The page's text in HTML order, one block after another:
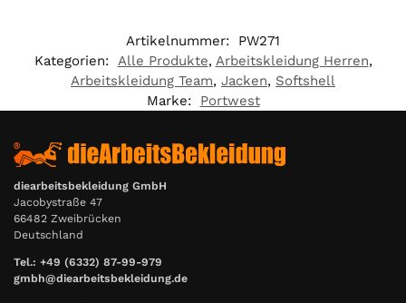
Artikelnummer:
PW271
Kategorien: Alle Produkte, Arbeitskleidung Herren,
Arbeitskleidung Team, Jacken, Softshell
Marke:
Portwest
diearbeitsbekleidung GmbH
Jacobystraße 47
66482 Zweibrücken
Deutschland
Tel.: +49 (6332) 87-99-979
gmbh@diearbeitsbekleidung.de